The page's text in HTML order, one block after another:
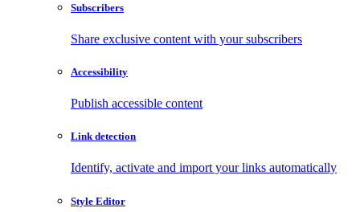
Subscribers
Share exclusive content with your subscribers
Accessibility
Publish accessible content
Link detection
Identify, activate and import your links automatically
Style Editor